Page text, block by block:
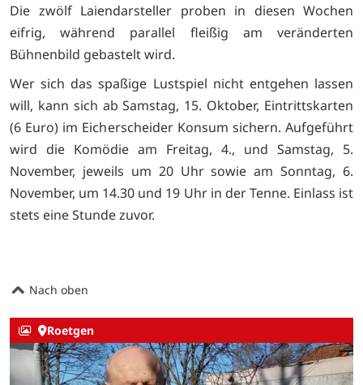
Die zwölf Laiendarsteller proben in diesen Wochen
eifrig, während parallel fleißig am veränderten
Bühnenbild gebastelt wird.
Wer sich das spaßige Lustspiel nicht entgehen lassen
will, kann sich ab Samstag, 15. Oktober, Eintrittskarten
(6 Euro) im Eicherscheider Konsum sichern. Aufgeführt
wird die Komödie am Freitag, 4., und Samstag, 5.
November, jeweils um 20 Uhr sowie am Sonntag, 6.
November, um 14.30 und 19 Uhr in der Tenne. Einlass ist
stets eine Stunde zuvor.
Nach oben
Roetgen